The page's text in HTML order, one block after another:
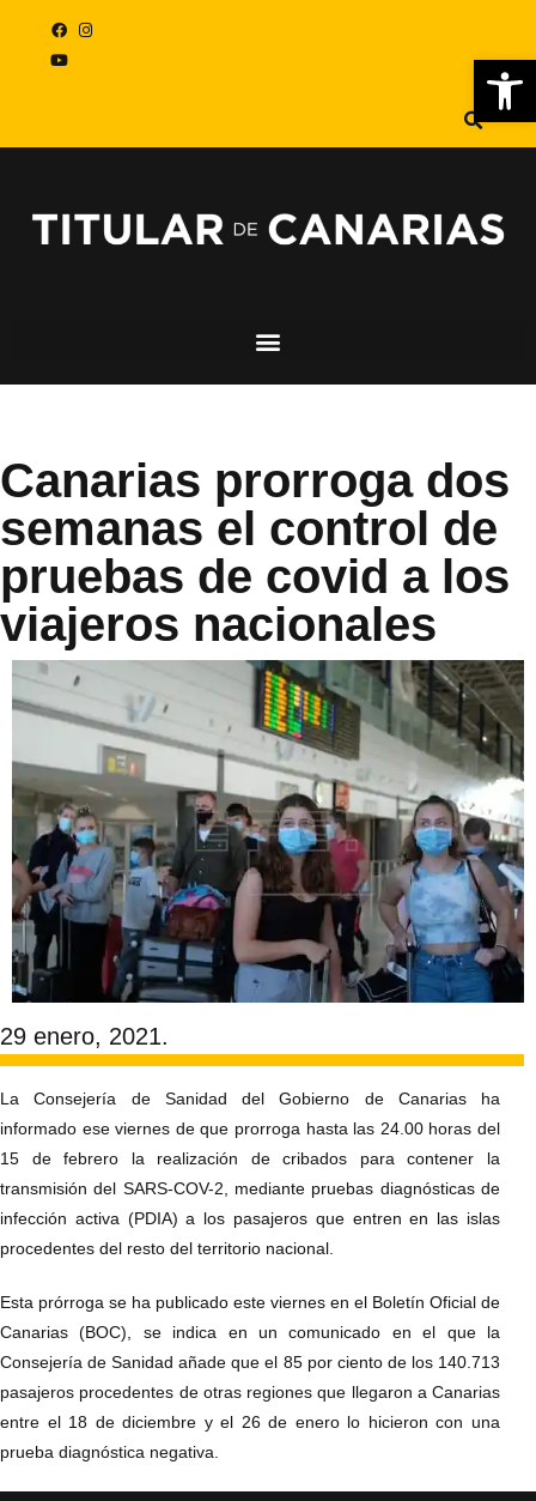
Canarias prorroga dos
semanas el control de
pruebas de covid a los
viajeros nacionales
29 enero, 2021.
La Consejería de Sanidad del Gobierno de Canarias ha
informado ese viernes de que prorroga hasta las 24.00 horas del
15 de febrero la realización de cribados para contener la
transmisión del SARS-COV-2, mediante pruebas diagnósticas de
infección activa (PDIA) a los pasajeros que entren en las islas
procedentes del resto del territorio nacional.
Esta prórroga se ha publicado este viernes en el Boletín Oficial de
Canarias (BOC), se indica en un comunicado en el que la
Consejería de Sanidad añade que el 85 por ciento de los 140.713
pasajeros procedentes de otras regiones que llegaron a Canarias
entre el 18 de diciembre y el 26 de enero lo hicieron con una
prueba diagnóstica negativa.